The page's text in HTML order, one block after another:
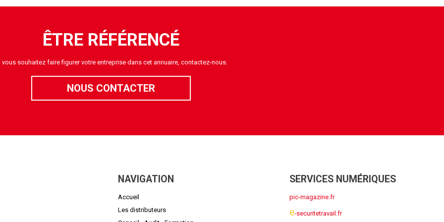
ÊTRE RÉFÉRENCÉ
vous souhaitez faire figurer votre entreprise dans cet annuaire, contactez-nous.
NOUS CONTACTER
NAVIGATION
Accueil
Les distributeurs
SERVICES NUMÉRIQUES
pic-magazine.fr
e-securitetravail.fr